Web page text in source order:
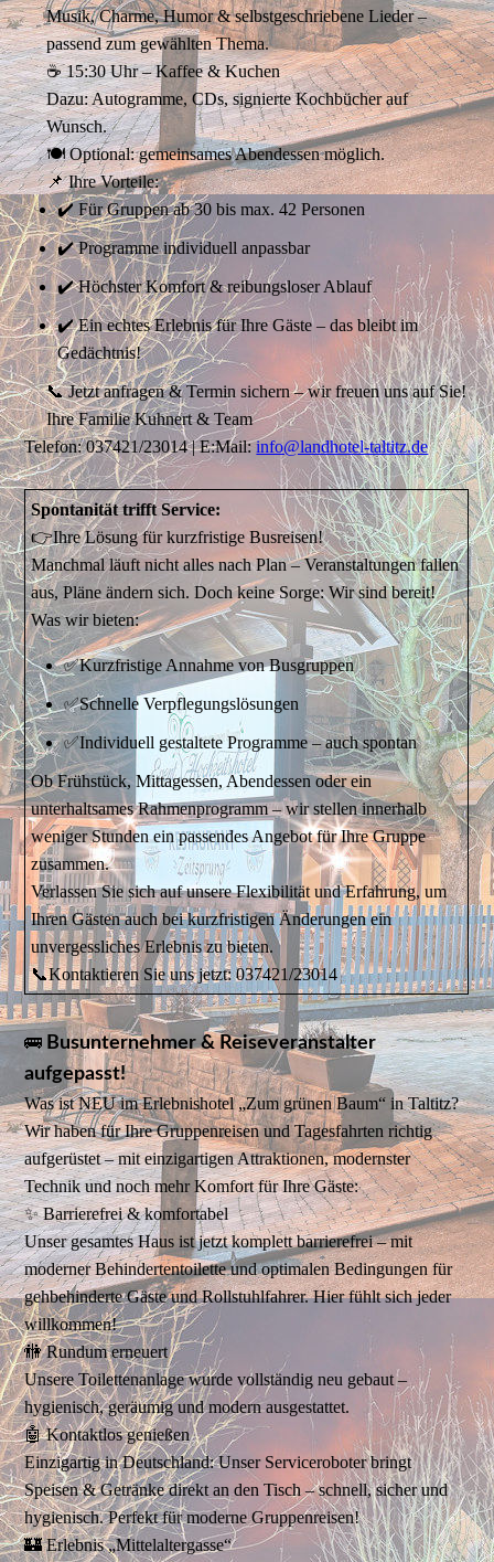
Musik, Charme, Humor & selbstgeschriebene Lieder –
passend zum gewählten Thema.
☕ 15:30 Uhr – Kaffee & Kuchen
Dazu: Autogramme, CDs, signierte Kochbücher auf
Wunsch.
🍽️ Optional: gemeinsames Abendessen möglich.
📌 Ihre Vorteile:
✔️ Für Gruppen ab 30 bis max. 42 Personen
✔️ Programme individuell anpassbar
✔️ Höchster Komfort & reibungsloser Ablauf
✔️ Ein echtes Erlebnis für Ihre Gäste – das bleibt im
Gedächtnis!
📞 Jetzt anfragen & Termin sichern – wir freuen uns auf Sie!
Ihre Familie Kuhnert & Team
Telefon: 037421/23014 |E:Mail:info@landhotel-taltitz.de
Spontanität trifft Service:
👉Ihre Lösung für kurzfristige Busreisen!​
Manchmal läuft nicht alles nach Plan – Veranstaltungen fallen
aus, Pläne ändern sich. Doch keine Sorge: Wir sind bereit!​
Was wir bieten:
​✅Kurzfristige Annahme von Busgruppen
​✅Schnelle Verpflegungslösungen
​✅Individuell gestaltete Programme – auch spontan​
Ob Frühstück, Mittagessen, Abendessen oder ein
unterhaltsames Rahmenprogramm – wir stellen innerhalb
weniger Stunden ein passendes Angebot für Ihre Gruppe
zusammen.​
Verlassen Sie sich auf unsere Flexibilität und Erfahrung, um
Ihren Gästen auch bei kurzfristigen Änderungen ein
unvergessliches Erlebnis zu bieten.​
📞Kontaktieren Sie uns jetzt: 037421/23014
🚌 Busunternehmer & Reiseveranstalter
aufgepasst!
Was ist NEU im Erlebnishotel „Zum grünen Baum“ in Taltitz?
Wir haben für Ihre Gruppenreisen und Tagesfahrten richtig
aufgerüstet – mit einzigartigen Attraktionen, modernster
Technik und noch mehr Komfort für Ihre Gäste:
✨ Barrierefrei & komfortabel
Unser gesamtes Haus ist jetzt komplett barrierefrei – mit
moderner Behindertentoilette und optimalen Bedingungen für
gehbehinderte Gäste und Rollstuhlfahrer. Hier fühlt sich jeder
willkommen!
🚻 Rundum erneuert
Unsere Toilettenanlage wurde vollständig neu gebaut –
hygienisch, geräumig und modern ausgestattet.
🤖 Kontaktlos genießen
Einzigartig in Deutschland: Unser Serviceroboter bringt
Speisen & Getränke direkt an den Tisch – schnell, sicher und
hygienisch. Perfekt für moderne Gruppenreisen!
🏰 Erlebnis „Mittelaltergasse“